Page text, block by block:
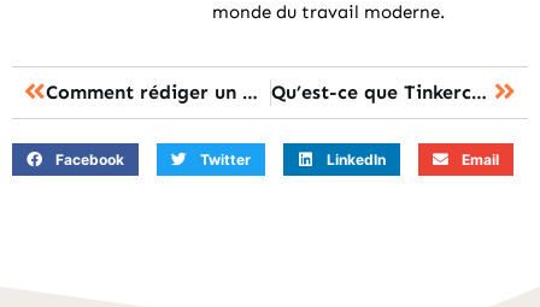
monde du travail moderne.
Comment rédiger un mail de relance candidature ? Qu’est-ce que Tinkercad ?
Facebook Twitter LinkedIn Email